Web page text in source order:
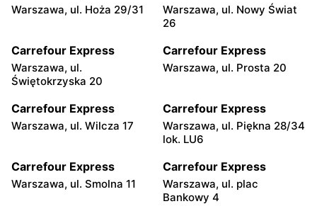
Warszawa, ul. Hoża 29/31
Warszawa, ul. Nowy Świat
26
Carrefour Express
Warszawa, ul.
Świętokrzyska 20
Carrefour Express
Warszawa, ul. Prosta 20
Carrefour Express
Warszawa, ul. Wilcza 17
Carrefour Express
Warszawa, ul. Piękna 28/34
lok. LU6
Carrefour Express
Warszawa, ul. Smolna 11
Carrefour Express
Warszawa, ul. plac
Bankowy 4